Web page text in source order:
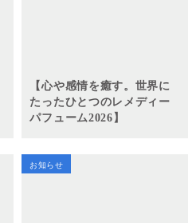
【心や感情を癒す。世界に
たったひとつのレメディー
パフューム2026】
お知らせ